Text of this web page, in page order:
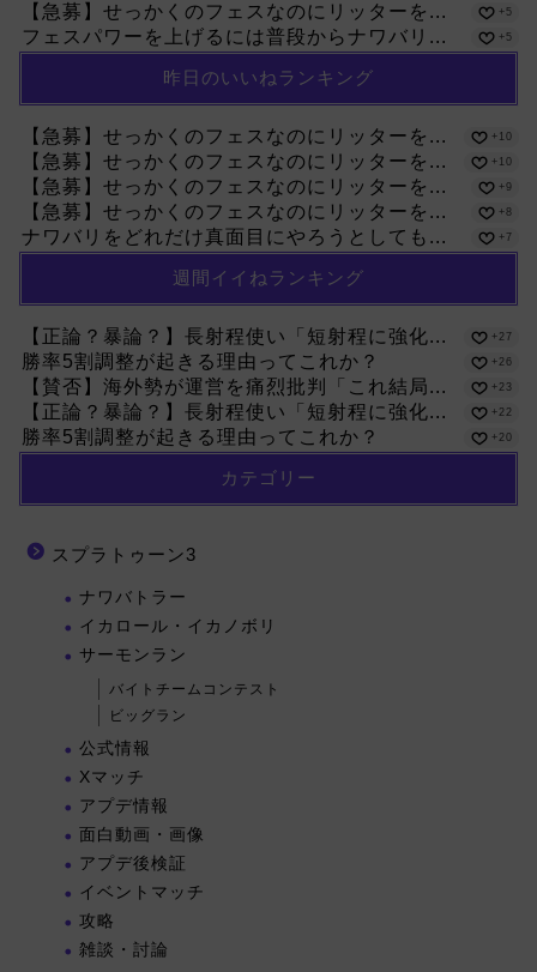
【急募】せっかくのフェスなのにリッターを... +5
フェスパワーを上げるには普段からナワバリ... +5
昨日のいいねランキング
【急募】せっかくのフェスなのにリッターを... +10
【急募】せっかくのフェスなのにリッターを... +10
【急募】せっかくのフェスなのにリッターを... +9
【急募】せっかくのフェスなのにリッターを... +8
ナワバリをどれだけ真面目にやろうとしても... +7
週間イイねランキング
【正論？暴論？】長射程使い「短射程に強化... +27
勝率5割調整が起きる理由ってこれか？ +26
【賛否】海外勢が運営を痛烈批判「これ結局... +23
【正論？暴論？】長射程使い「短射程に強化... +22
勝率5割調整が起きる理由ってこれか？ +20
カテゴリー
スプラトゥーン3
ナワバトラー
イカロール・イカノボリ
サーモンラン
バイトチームコンテスト
ビッグラン
公式情報
Xマッチ
アプデ情報
面白動画・画像
アプデ後検証
イベントマッチ
攻略
雑談・討論